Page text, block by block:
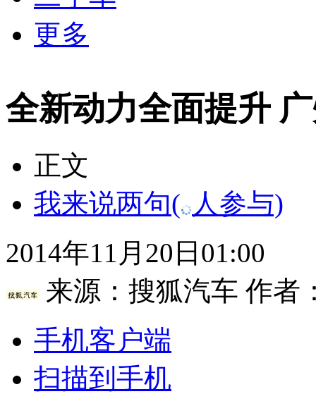
更多
全新动力全面提升
正文
我来说两句( 人参与)
2014年11月20日01:00
来源： 搜狐汽车 作者
手机客户端
扫描到手机